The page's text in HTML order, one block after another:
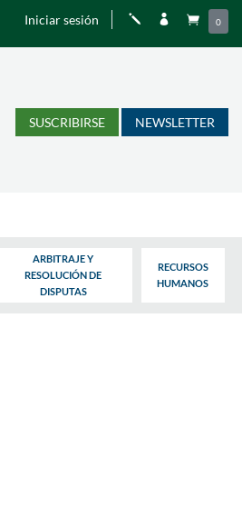
Iniciar sesión j   0
SUSCRIBIRSE NEWSLETTER
ARBITRAJE Y
RESOLUCIÓN DE
DISPUTAS
RECURSOS
HUMANOS